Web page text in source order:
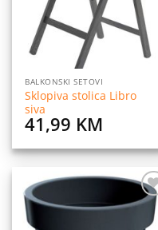
BALKONSKI SETOVI
Sklopiva stolica Libro
siva
41,99 KM
Dodaj
na